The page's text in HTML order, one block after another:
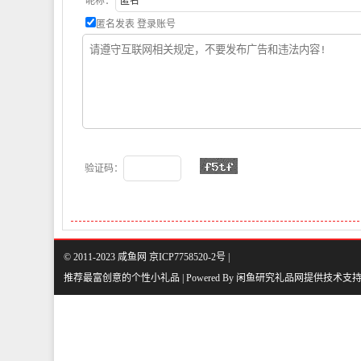
匿名发表 登录账号
验证码：
© 2011-2023 咸鱼网 京ICP7758520-2号 |
推荐最富创意的个性小礼品 | Powered By 闲鱼研究礼品网提供技术支持